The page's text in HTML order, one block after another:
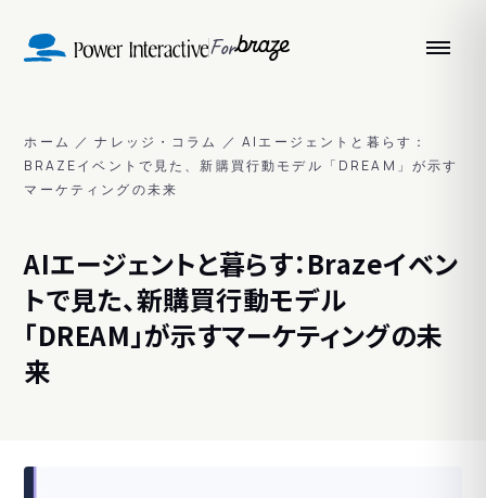
For
ホーム ／ナレッジ・コラム ／AIエージェントと暮らす：
BRAZEイベントで見た、新購買行動モデル「DREAM」が示す
マーケティングの未来
AIエージェントと暮らす：Brazeイベン
トで見た、新購買行動モデル
「DREAM」が示すマーケティングの未
来